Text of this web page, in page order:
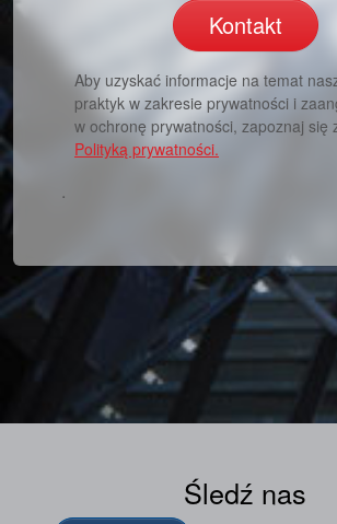
Kontakt
Aby uzyskać informacje na temat
praktyk w zakresie prywatności i
w ochronę prywatności, zapoznaj się
Polityką prywatności.
.
Śledź nas